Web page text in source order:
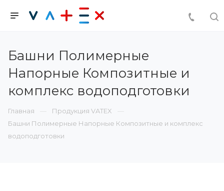
Башни Полимерные
Напорные Композитные и
комплекс водоподготовки
Главная
Продукция VATEX
Башни Полимерные Напорные Композитные и комплекс
водоподготовки